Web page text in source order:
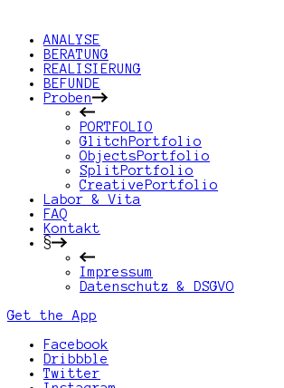
ANALYSE
BERATUNG
REALISIERUNG
BEFUNDE
Proben
PORTFOLIO
GlitchPortfolio
ObjectsPortfolio
SplitPortfolio
CreativePortfolio
Labor & Vita
FAQ
Kontakt
§
Impressum
Datenschutz & DSGVO
Get the App
Facebook
Dribbble
Twitter